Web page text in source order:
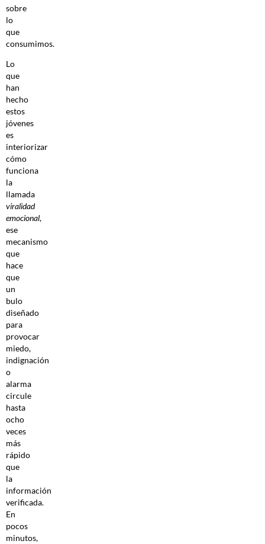
sobre
lo
que
consumimos.
Lo
que
han
hecho
estos
jóvenes
es
interiorizar
cómo
funciona
la
llamada
viralidad
emocional,
ese
mecanismo
que
hace
que
un
bulo
diseñado
para
provocar
miedo,
indignación
o
alarma
circule
hasta
ocho
veces
más
rápido
que
la
información
verificada.
En
pocos
minutos,